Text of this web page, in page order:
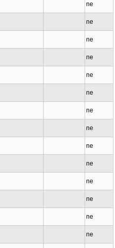
ne
ne
ne
ne
ne
ne
ne
ne
ne
ne
ne
ne
ne
ne